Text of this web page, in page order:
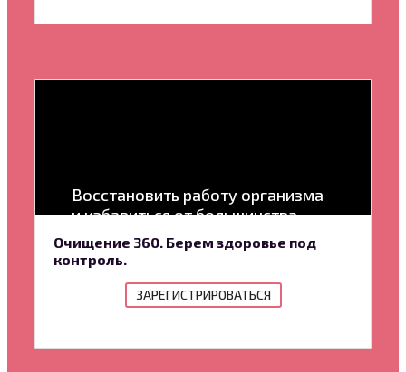
Восстановить работу организма
и избавиться от большинства
проблем со здоровьем
Очищение 360. Берем здоровье под
контроль.
ЗАРЕГИСТРИРОВАТЬСЯ